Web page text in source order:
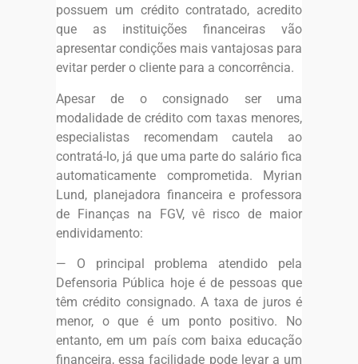
possuem um crédito contratado, acredito
que as instituições financeiras vão
apresentar condições mais vantajosas para
evitar perder o cliente para a concorrência.
Apesar de o consignado ser uma
modalidade de crédito com taxas menores,
especialistas recomendam cautela ao
contratá-lo, já que uma parte do salário fica
automaticamente comprometida. Myrian
Lund, planejadora financeira e professora
de Finanças na FGV, vê risco de maior
endividamento:
— O principal problema atendido pela
Defensoria Pública hoje é de pessoas que
têm crédito consignado. A taxa de juros é
menor, o que é um ponto positivo. No
entanto, em um país com baixa educação
financeira, essa facilidade pode levar a um